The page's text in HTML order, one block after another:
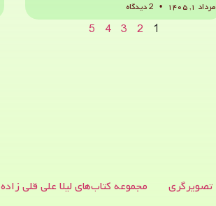
مرداد ۱, ۱۴۰۵
1
2
3
4
5
تصویرگری مجموعه کتاب‌های لیلا علی قلی زاده